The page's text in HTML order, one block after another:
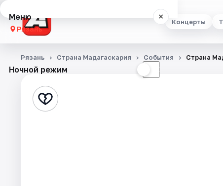
Концерты
Меню ×
Рязань
Концерты
Стендап
Ночной режим ☾
Рязань Страна Мадагаскария События Страна